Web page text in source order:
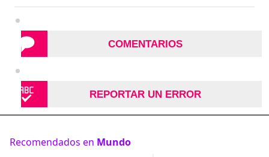
COMENTARIOS
REPORTAR UN ERROR
Recomendados en Mundo